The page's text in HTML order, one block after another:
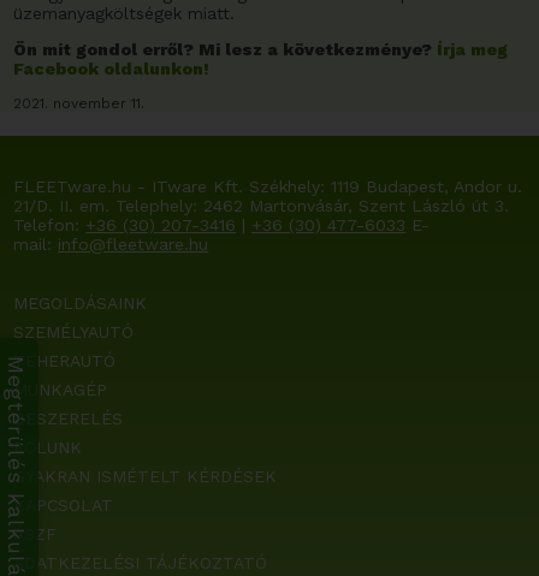
Megtérülés kalkulátor
üzemanyagköltségek miatt.
Ön mit gondol erről? Mi lesz a következménye? Írja meg
Facebook oldalunkon!
2021. november 11.
FLEETware.hu - ITware Kft. Székhely: 1119 Budapest, Andor u.
21/D. II. em. Telephely: 2462 Martonvásár, Szent László út 3.
Telefon: +36 (30) 207-3416 | +36 (30) 477-6033 E-
mail: info@fleetware.hu
MEGOLDÁSAINK
SZEMÉLYAUTÓ
TEHERAUTÓ
MUNKAGÉP
BESZERELÉS
RÓLUNK
GYAKRAN ISMÉTELT KÉRDÉSEK
KAPCSOLAT
ÁSZF
ADATKEZELÉSI TÁJÉKOZTATÓ